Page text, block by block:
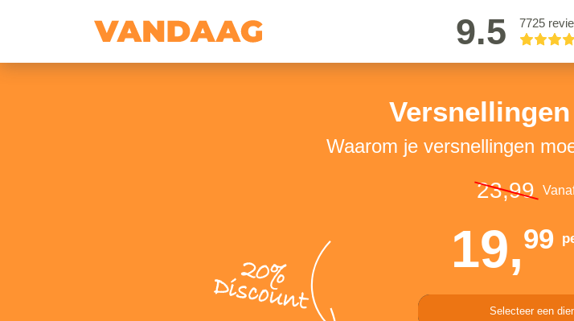
9.5 7725
Waarom je versnellingen
20%
Discount
23,99
19,99
Selecteer een